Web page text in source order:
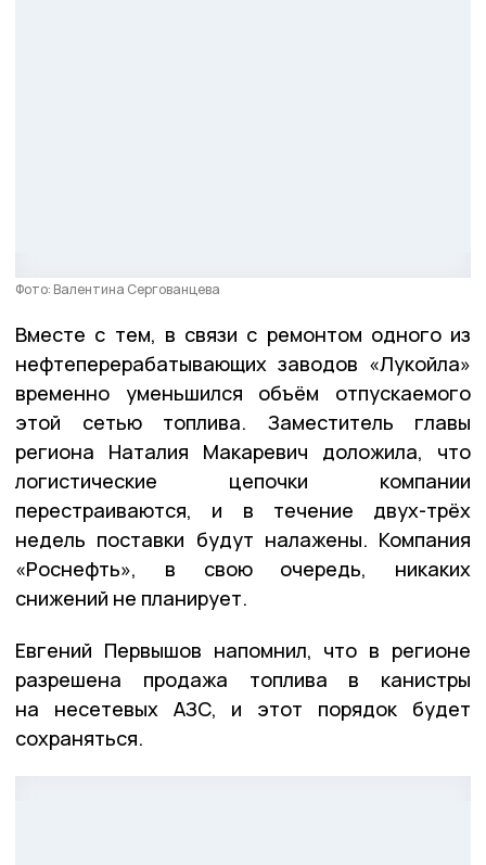
Фото: Валентина Сергованцева
Вместе с тем, в связи с ремонтом одного из
нефтеперерабатывающих заводов «Лукойла»
временно уменьшился объём отпускаемого
этой сетью топлива. Заместитель главы
региона Наталия Макаревич доложила, что
логистические цепочки компании
перестраиваются, и в течение двух-трёх
недель поставки будут налажены. Компания
«Роснефть», в свою очередь, никаких
снижений не планирует.
Евгений Первышов напомнил, что в регионе
разрешена продажа топлива в канистры
на несетевых АЗС, и этот порядок будет
сохраняться.